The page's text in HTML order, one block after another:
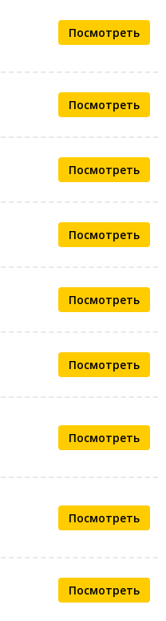
Посмотреть
Посмотреть
Посмотреть
Посмотреть
Посмотреть
Посмотреть
Посмотреть
Посмотреть
Посмотреть